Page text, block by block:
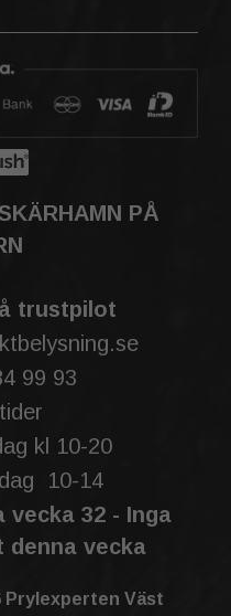
PÅ
trustpilot
99 93
kl 10-20
10-14
vecka 32 - Inga
denna vecka
Prylexperten Väst